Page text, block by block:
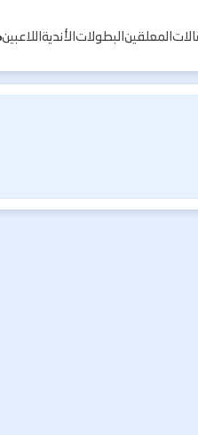
المعلقينالبطولاتالأنديةاللاعبين